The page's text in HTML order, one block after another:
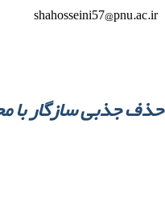
shahosseini57@pnu.ac.ir
حذف جذبی سازگار با